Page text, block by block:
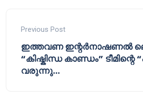
Previous Post
ഇത്തവണ ഇന്റർനാഷണൽ
“കിഷ്കിന്ധ കാണ്ഡം”
വരുന്നു…